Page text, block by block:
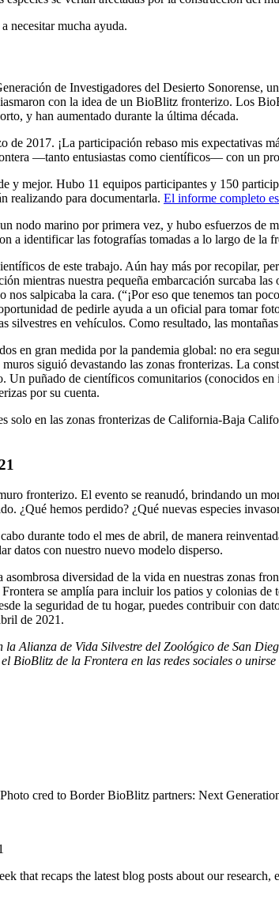
necesitar mucha ayuda.
de Investigadores del Desierto
con la idea de un BioBlitz fronterizo. Los
y han aumentado durante la última década.
de 2017. ¡La participación rebaso mis expectativas
—tanto entusiastas como científicos— con un
y mejor. Hubo 11 equipos participantes y 150
realizando para documentarla. El informe completo
nodo marino por primera vez, y hubo esfuerzos de
a identificar las fotografías tomadas a lo largo de la
de este trabajo. Aún hay más por recopilar,
mientras nuestra pequeña embarcación surcaba
nos salpicaba la cara. (“¡Por eso que tenemos tan
de pedirle ayuda a un oficial para tomar
silvestres en vehículos. Como resultado, las
en gran medida por la pandemia global: no era
siguió devastando las zonas fronterizas. La
Un puñado de científicos comunitarios
por su cuenta.
solo en las zonas fronterizas de California-Baja
fronterizo. El evento se reanudó, brindando un
¿Qué hemos perdido? ¿Qué nuevas especies
durante todo el mes de abril, de manera
datos con nuestro nuevo modelo disperso.
diversidad de la vida en nuestras zonas
se amplía para incluir los patios y colonias
la seguridad de tu hogar, puedes contribuir con
de 2021.
Alianza de Vida Silvestre del Zoológico de San
BioBlitz de la Frontera en las redes sociales o unirse
cred to Border BioBlitz partners: Next
that recaps the latest blog posts about our